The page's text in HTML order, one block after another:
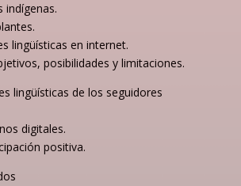
indígenas.
lingüísticas en internet.
posibilidades y limitaciones.
lingüísticas de los seguidores
digitales.
positiva.